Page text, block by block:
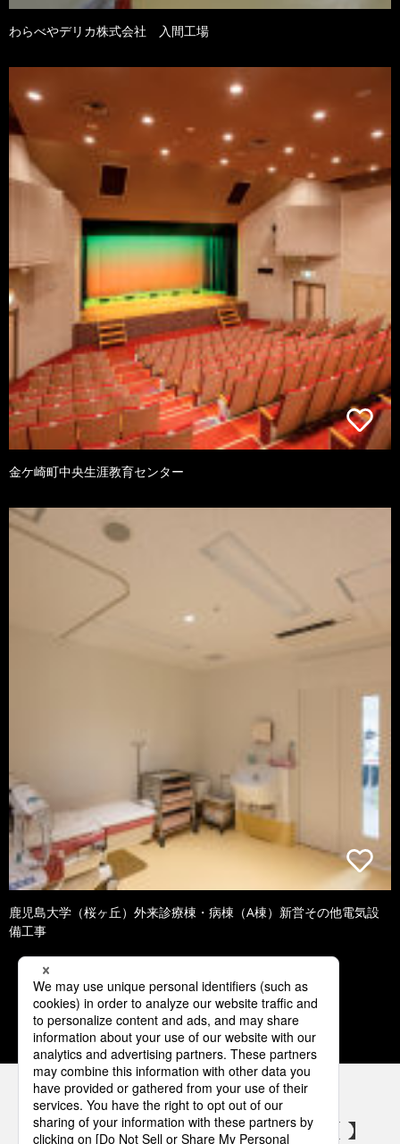
わらべやデリカ株式会社 入間工場
金ケ崎町中央生涯教育センター
鹿児島大学（桜ヶ丘）外来診療棟・病棟（A棟）新営その他電気設
備工事
1 2 3 4 5
パナソニックの電気設備 SNSアカウント